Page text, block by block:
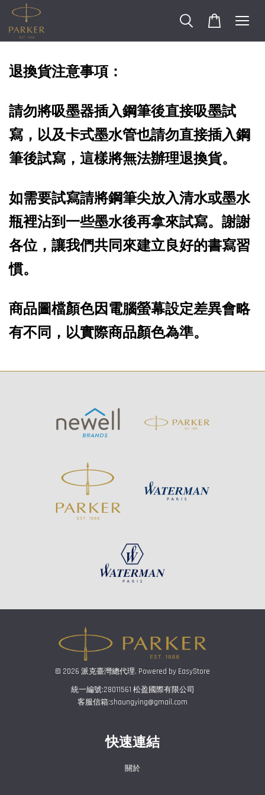
退換貨注意事項：
請勿將吸墨器插入鋼筆後直接吸墨試
寫，以及卡式墨水管也請勿直接插入鋼
筆後試寫，這樣將無法辦理退換貨。
如需要試寫請將鋼筆尖放入清水或墨水
瓶裡沾到一些墨水後再拿來試寫。謝謝
各位，讓我們共同來建立良好的書寫習
慣。
商品圖檔顏色因電腦螢幕設定差異會略
有不同，以實際商品顏色為準。
© 2026 派克臺灣總代理. Powered by EasyStore
統一編號:28011561 松盈國際有限公司
客服信箱:shaungying@gmail.com
快速連結
關於